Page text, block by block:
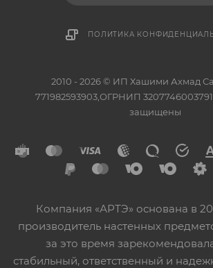
ПОЛИТИКА
2010 - 2026 © ИП Хашими Ахмад
771982593903,ОГРНИП
защищены
Компания «АРТЭ» основана в
производитель настенных
за это время
стабильный, ответственный и